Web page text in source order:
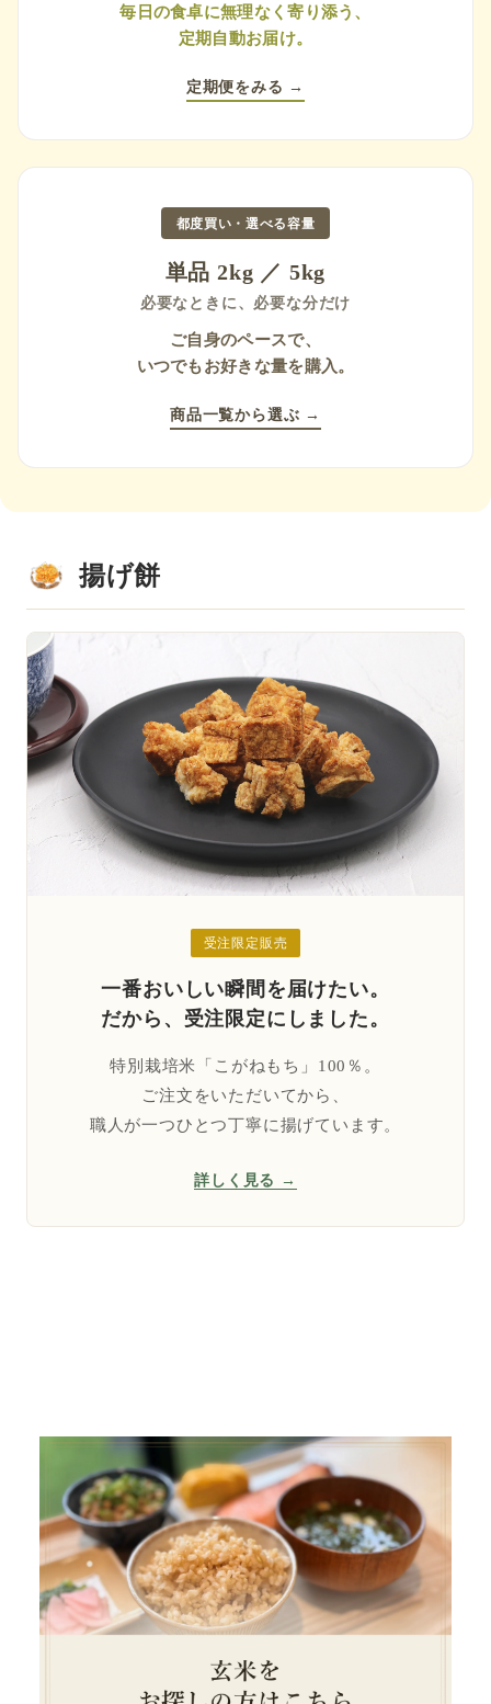
毎日の食卓に無理なく寄り添う、
定期自動お届け。
定期便をみる →
都度買い・選べる容量
単品 2kg ／ 5kg
必要なときに、必要な分だけ
ご自身のペースで、
いつでもお好きな量を購入。
商品一覧から選ぶ →
揚げ餅
受注限定販売
一番おいしい瞬間を届けたい。
だから、受注限定にしました。
特別栽培米「こがねもち」100％。
ご注文をいただいてから、
職人が一つひとつ丁寧に揚げています。
詳しく見る →